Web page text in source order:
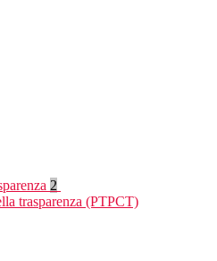
2
trasparenza (PTPCT)